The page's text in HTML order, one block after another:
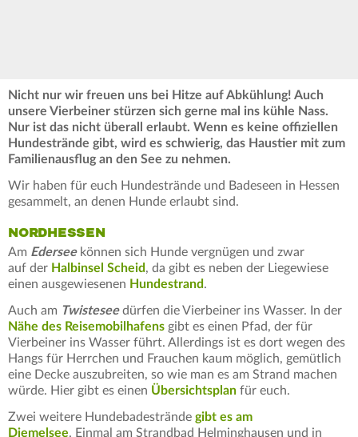
Nicht nur wir freuen uns bei Hitze auf Abkühlung! Auch
unsere Vierbeiner stürzen sich gerne mal ins kühle Nass.
Nur ist das nicht überall erlaubt. Wenn es keine offiziellen
Hundestrände gibt, wird es schwierig, das Haustier mit zum
Familienausflug an den See zu nehmen.
Wir haben für euch Hundestrände und Badeseen in Hessen
gesammelt, an denen Hunde erlaubt sind.
NORDHESSEN
Am Edersee können sich Hunde vergnügen und zwar
auf der Halbinsel Scheid, da gibt es neben der Liegewiese
einen ausgewiesenen Hundestrand.
Auch am Twisteseedürfen die Vierbeiner ins Wasser. In der
Nähe des Reisemobilhafens gibt es einen Pfad, der für
Vierbeiner ins Wasser führt. Allerdings ist es dort wegen des
Hangs für Herrchen und Frauchen kaum möglich, gemütlich
eine Decke auszubreiten, so wie man es am Strand machen
würde. Hier gibt es einen Übersichtsplan für euch.
Zwei weitere Hundebadestrände gibt es am
Diemelsee. Einmal am Strandbad Helminghausen und in